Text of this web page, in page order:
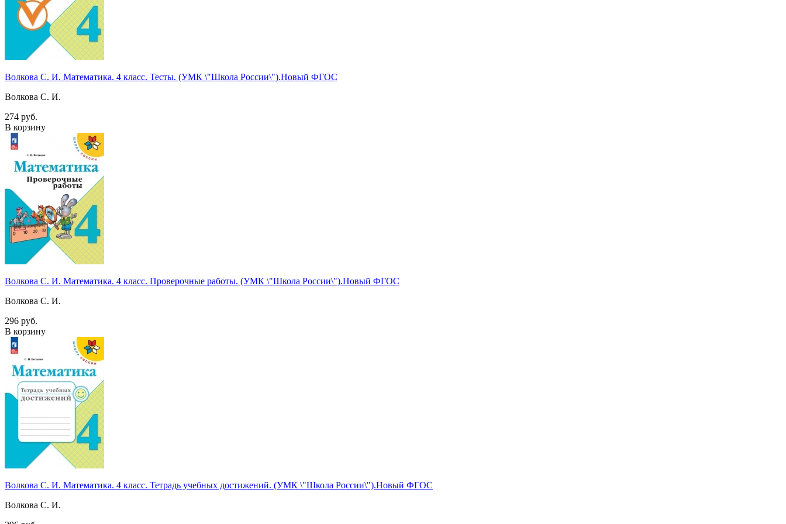
Волкова С. И. Математика. 4 класс. Тесты. (УМК \"Школа России\").Новый ФГОС
Волкова С. И.
274 руб.
В корзину
Волкова С. И. Математика. 4 класс. Проверочные работы. (УМК \"Школа России\").Новый ФГОС
Волкова С. И.
296 руб.
В корзину
Волкова С. И. Математика. 4 класс. Тетрадь учебных достижений. (УМК \"Школа России\").Новый ФГОС
Волкова С. И.